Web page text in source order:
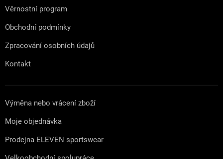
Věrnostní program
Obchodní podmínky
Zpracování osobních údajů
Kontakt
Výměna nebo vrácení zboží
Moje objednávka
Prodejna ELEVEN sportswear